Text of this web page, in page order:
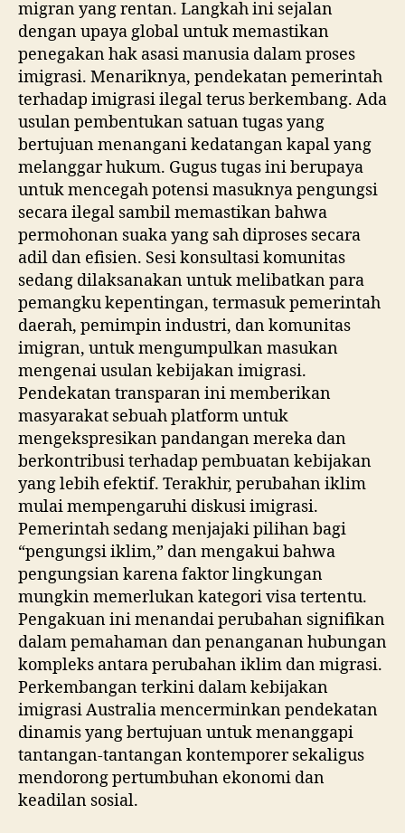
migran yang rentan. Langkah ini sejalan
dengan upaya global untuk memastikan
penegakan hak asasi manusia dalam proses
imigrasi. Menariknya, pendekatan pemerintah
terhadap imigrasi ilegal terus berkembang. Ada
usulan pembentukan satuan tugas yang
bertujuan menangani kedatangan kapal yang
melanggar hukum. Gugus tugas ini berupaya
untuk mencegah potensi masuknya pengungsi
secara ilegal sambil memastikan bahwa
permohonan suaka yang sah diproses secara
adil dan efisien. Sesi konsultasi komunitas
sedang dilaksanakan untuk melibatkan para
pemangku kepentingan, termasuk pemerintah
daerah, pemimpin industri, dan komunitas
imigran, untuk mengumpulkan masukan
mengenai usulan kebijakan imigrasi.
Pendekatan transparan ini memberikan
masyarakat sebuah platform untuk
mengekspresikan pandangan mereka dan
berkontribusi terhadap pembuatan kebijakan
yang lebih efektif. Terakhir, perubahan iklim
mulai mempengaruhi diskusi imigrasi.
Pemerintah sedang menjajaki pilihan bagi
“pengungsi iklim,” dan mengakui bahwa
pengungsian karena faktor lingkungan
mungkin memerlukan kategori visa tertentu.
Pengakuan ini menandai perubahan signifikan
dalam pemahaman dan penanganan hubungan
kompleks antara perubahan iklim dan migrasi.
Perkembangan terkini dalam kebijakan
imigrasi Australia mencerminkan pendekatan
dinamis yang bertujuan untuk menanggapi
tantangan-tantangan kontemporer sekaligus
mendorong pertumbuhan ekonomi dan
keadilan sosial.